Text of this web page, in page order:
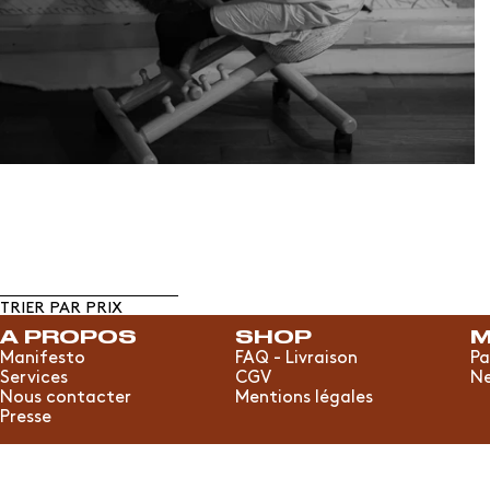
TRIER PAR PRIX
A PROPOS
Manifesto
Services
Nous contacter
Presse
SHOP
FAQ - Livraison
CGV
Mentions légales